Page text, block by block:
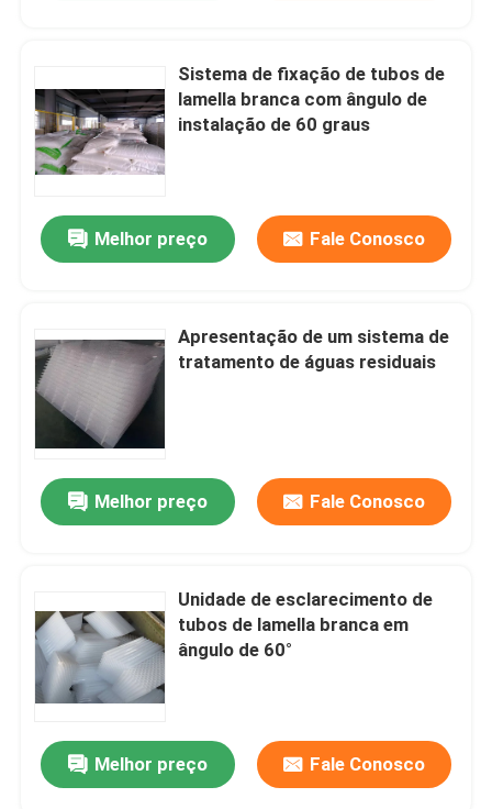
Sistema de fixação de tubos de
lamella branca com ângulo de
instalação de 60 graus
Melhor preço Fale Conosco
Apresentação de um sistema de
tratamento de águas residuais
Melhor preço Fale Conosco
Unidade de esclarecimento de
tubos de lamella branca em
ângulo de 60°
Melhor preço Fale Conosco